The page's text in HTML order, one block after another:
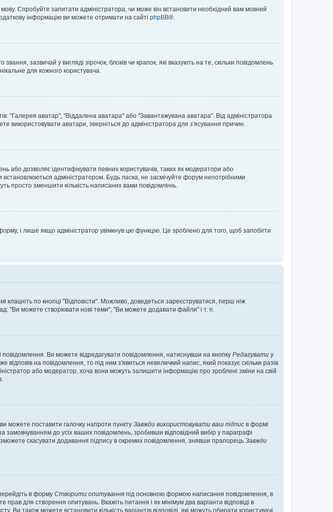
Спробуйте запитати адміністратора, чи може він встановити необхідний вам мовний
інформацію ви можете отримати на сайті phpBB®.
зазвичай у вигляді зірочок, блоків чи крапок, які вказують на те, скільки повідомлень
для кожного користувача.
"Галерея аватар", "Віддалена аватара" або "Завантажувана аватара". Від адміністратора
використовувати аватари, зверніться до адміністратора для з'ясування причин.
або дозволяє ідентифікувати певних користувачів, таких як модератори або
адміністратором. Будь ласка, не засмічуйте форум непотрібними
просто зменшити кількість написаних вами повідомлень.
і лише якщо адміністратор увімкнув цю функцію. Це зроблено для того, щоб запобігти
по кнопці "Відповісти". Можливо, доведеться зареєструватися, перш ніж
"Ви можете створювати нові теми", "Ви можете додавати файли" і т. п.
Ви можете відредагувати повідомлення, натиснувши на кнопку Редагувати у
на повідомлення, то під ним з'явиться невеличкий напис, який показує скільки разів
або модератор, хоча вони можуть залишити інформацію про зроблені зміни на свій
можете поставити галочку напроти пункту Завжди використовувати ваш підпис в формі
до усіх ваших повідомлень, зробивши відповідний вибір у параграфі
скасувати додавання підпису в окремих повідомлення, знявши прапорець Завжди
в форму Створити опитування під основною формою написання повідомлення, в
для створення опитувань. Вкажіть питання і як мінімум два варіанти відповіді в
Ви також можете встановити кількість варіантів відповіді, які можуть обирати користувачі